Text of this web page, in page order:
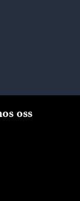
oss